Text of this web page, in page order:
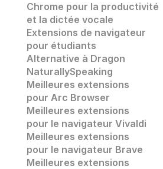
Chrome pour la productivité
et la dictée vocale
Extensions de navigateur
pour étudiants
Alternative à Dragon
NaturallySpeaking
Meilleures extensions
pour Arc Browser
Meilleures extensions
pour le navigateur Vivaldi
Meilleures extensions
pour le navigateur Brave
Meilleures extensions